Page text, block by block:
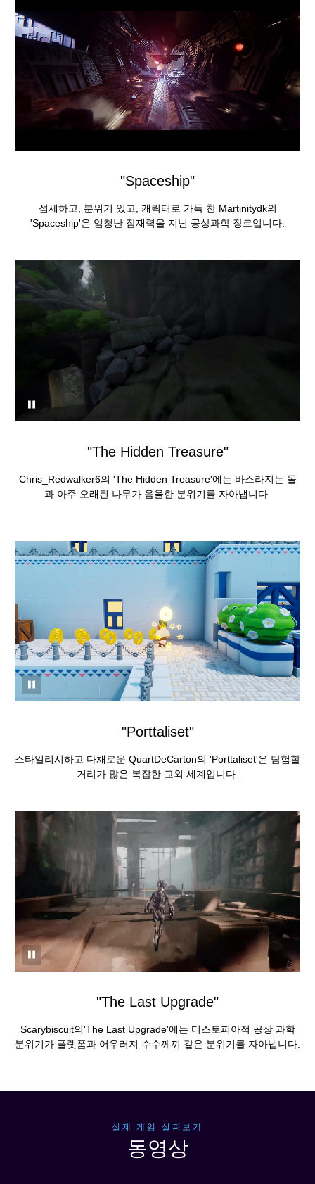
"Spaceship"
섬세하고, 분위기 있고, 캐릭터로 가득 찬 Martinitydk의
'Spaceship'은 엄청난 잠재력을 지닌 공상과학 장르입니다.
"The Hidden Treasure"
Chris_Redwalker6의 'The Hidden Treasure'에는 바스라지는 돌
과 아주 오래된 나무가 음울한 분위기를 자아냅니다.
"Porttaliset"
스타일리시하고 다채로운 QuartDeCarton의 'Porttaliset'은 탐험할
거리가 많은 복잡한 교외 세계입니다.
"The Last Upgrade"
Scarybiscuit의'The Last Upgrade'에는 디스토피아적 공상 과학
분위기가 플랫폼과 어우러져 수수께끼 같은 분위기를 자아냅니다.
실제 게임 살펴보기
동영상